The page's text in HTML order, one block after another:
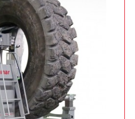
R63
für Landwirtschafts- und
Druck von Luftkissen